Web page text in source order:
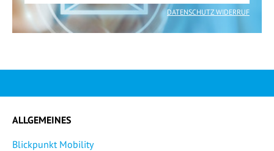
DATENSCHUTZ WIDERRUF
ALLGEMEINES
Blickpunkt Mobility